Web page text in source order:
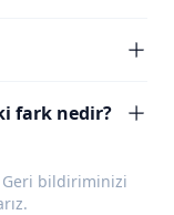
fark nedir?
Geri bildiriminizi